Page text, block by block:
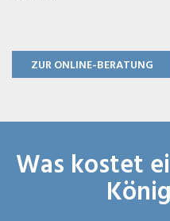
ZUR ONLINE-BERATUNG
Was kostet